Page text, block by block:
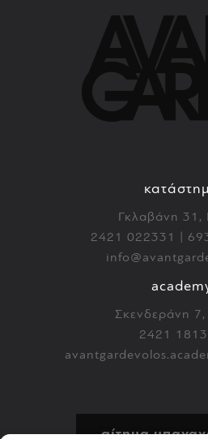
Γκλαβάνη 31,
2421 022331 |
Σκενδεράνη
2421
αίτημα